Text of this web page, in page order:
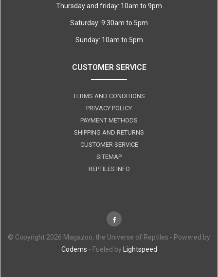
Thursday and friday: 10am to 9pm
Saturday: 9:30am to 5pm
Sunday: 10am to 5pm
CUSTOMER SERVICE
TERMS AND CONDITIONS
PRIVACY POLICY
PAYMENT METHODS
SHIPPING AND RETURNS
CUSTOMER SERVICE
SITEMAP
REPTILES INFO
© Copyright 2026 Magazoo, the Universe of Reptiles - Powered by
Codems - Fueled by Lightspeed